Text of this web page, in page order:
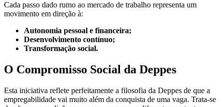
Cada passo dado rumo ao mercado de trabalho representa um
movimento em direção à:
Autonomia pessoal e financeira;
Desenvolvimento contínuo;
Transformação social.
O Compromisso Social da Deppes
Esta iniciativa reflete perfeitamente a filosofia da Deppes de que a
empregabilidade vai muito além da conquista de uma vaga. Trata-se